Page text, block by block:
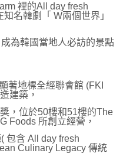
裡的All day fresh
名韓劇「 W兩個世界」
為韓國當地人必訪的景點
著地標全經聯會館 (FKI
建築，
， 位於50樓和51樓的The
Foods 所創立經營，
包含 All day fresh
Culinary Legacy 傳統